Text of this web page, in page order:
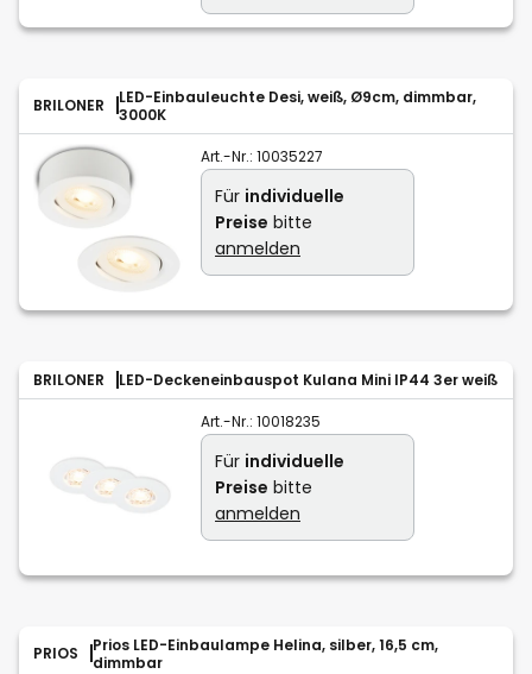
BRILONER
LED-Einbauleuchte Desi, weiß, Ø9cm, dimmbar,
3000K
Art.-Nr.: 10035227
Für individuelle
Preise bitte
anmelden
BRILONER LED-Deckeneinbauspot Kulana Mini IP44 3er weiß
Art.-Nr.: 10018235
Für individuelle
Preise bitte
anmelden
PRIOS
Prios LED-Einbaulampe Helina, silber, 16,5 cm,
dimmbar